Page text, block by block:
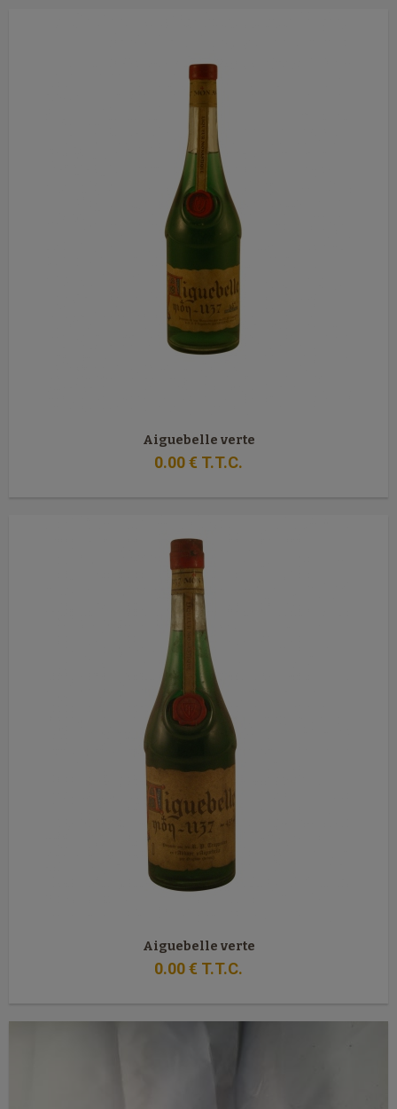
Aiguebelle verte
0.00€ T.T.C.
Aiguebelle verte
0.00€ T.T.C.